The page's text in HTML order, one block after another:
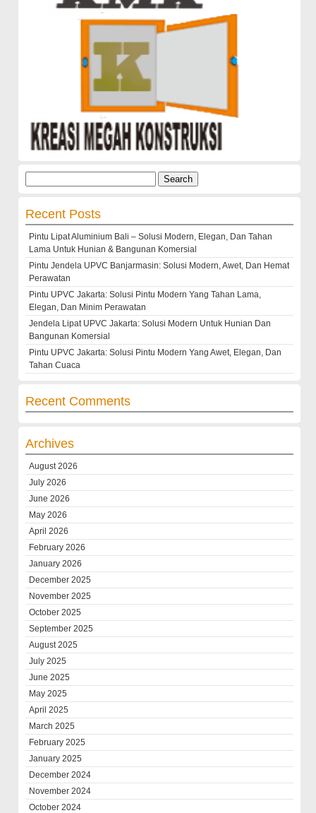
for:
Recent Posts
Pintu Lipat Aluminium Bali – Solusi Modern, Elegan, Dan Tahan
Lama Untuk Hunian & Bangunan Komersial
Pintu Jendela UPVC Banjarmasin: Solusi Modern, Awet, Dan Hemat
Perawatan
Pintu UPVC Jakarta: Solusi Pintu Modern Yang Tahan Lama,
Elegan, Dan Minim Perawatan
Jendela Lipat UPVC Jakarta: Solusi Modern Untuk Hunian Dan
Bangunan Komersial
Pintu UPVC Jakarta: Solusi Pintu Modern Yang Awet, Elegan, Dan
Tahan Cuaca
Recent Comments
Archives
August 2026
July 2026
June 2026
May 2026
April 2026
February 2026
January 2026
December 2025
November 2025
October 2025
September 2025
August 2025
July 2025
June 2025
May 2025
April 2025
March 2025
February 2025
January 2025
December 2024
November 2024
October 2024